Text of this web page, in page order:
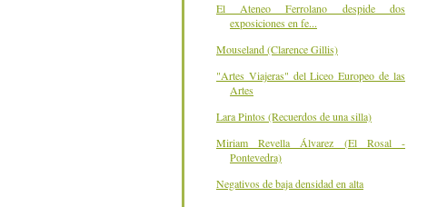
El Ateneo Ferrolano despide dos
exposiciones en fe...
Mouseland (Clarence Gillis)
"Artes Viajeras" del Liceo Europeo de las
Artes
Lara Pintos (Recuerdos de una silla)
Miriam Revella Álvarez (El Rosal -
Pontevedra)
Negativos de baja densidad en alta